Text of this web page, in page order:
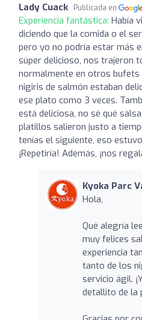
Lady Cuack Publicada en
Experiencia fantástica: Había
diciendo que la comida o el
pero yo no podría estar más
súper delicioso, nos trajeron
normalmente en otros bufets
nigiris de salmón estaban
ese plato como 3 veces.
está deliciosa, no sé qué
platillos salieron justo a
tenías el siguiente, eso
¡Repetiría! Además, ¡nos
Kyoka Parc
Hola,
Qué alegría
muy felices
experiencia
tanto de los
servicio ágil.
detallito de la